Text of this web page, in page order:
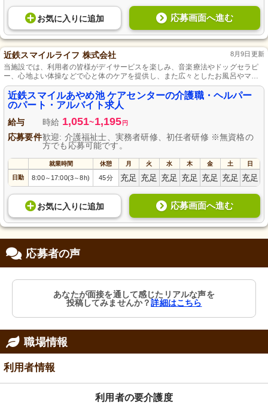
お気に入り に追加 応募画面へ進む
近鉄スマイルライフ 株式会社 8月9日更新
当施設では、利用者の皆様がデイサービスを楽しみ、音楽療法やドッグセラピ
ー、心地よい体操などで心と体のケアを提供し、また広々としたお風呂やマッ
サージでリラックスできる環境を提供しています。
近鉄スマイルあやめ池 ケアセンターの介護職・ヘルパー
のパート・アルバイト求人
給与 時給 1,051~1,195 円
応募要件歓迎: 介護福祉士、実務者研修、初任者研修 ※無資格の
方でも応募可能です。
就業時間 休憩 月 火 水 木 金 土 日
日勤 8:00～ 17:00(3～8h) 45分 充足 充足 充足 充足 充足 充足 充足
お気に入り に追加 応募画面へ進む
応募者の声
あなたが面接を通して感じたリアルな声を
投稿してみませんか？詳細はこちら
職場情報
利用者情報
利用者の要介護度